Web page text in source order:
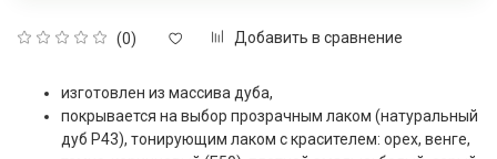
(0) Добавить в сравнение
изготовлен из массива дуба,
покрывается на выбор прозрачным лаком (натуральный
дуб Р43), тонирующим лаком с красителем: орех, венге,